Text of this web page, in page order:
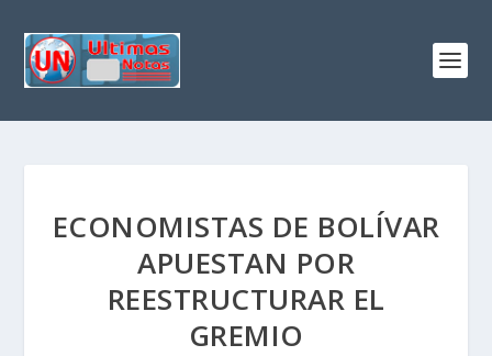
ECONOMISTAS DE BOLÍVAR
APUESTAN POR
REESTRUCTURAR EL
GREMIO